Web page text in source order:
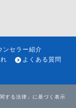
ンセラー紹介
よくある質問
する法律」に基づく表示